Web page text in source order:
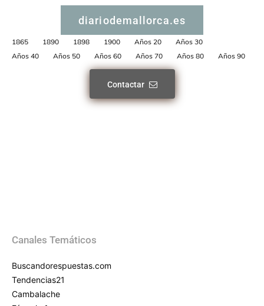
diariodemallorca.es
1865 1890 1898 1900 Años 20
Años 30
Años 40
Años 50 Años 60 Años 70 Años 80 Años 90
Contactar
Canales Temáticos
Buscandorespuestas.com
Tendencias21
Cambalache